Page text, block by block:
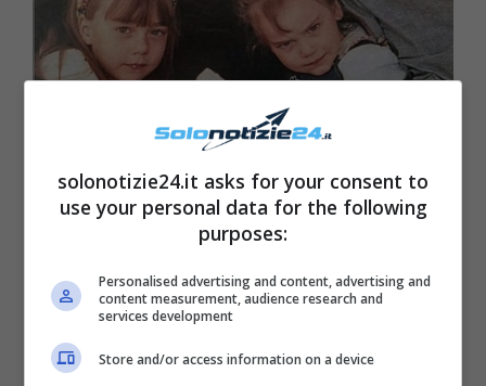
Romina Power messaggio Ylenia – Solonotizie24
solonotizie24.it asks for your consent to
use your personal data for the following
purposes:
Personalised advertising and content, advertising and
content measurement, audience research and
services development
Store and/or access information on a device